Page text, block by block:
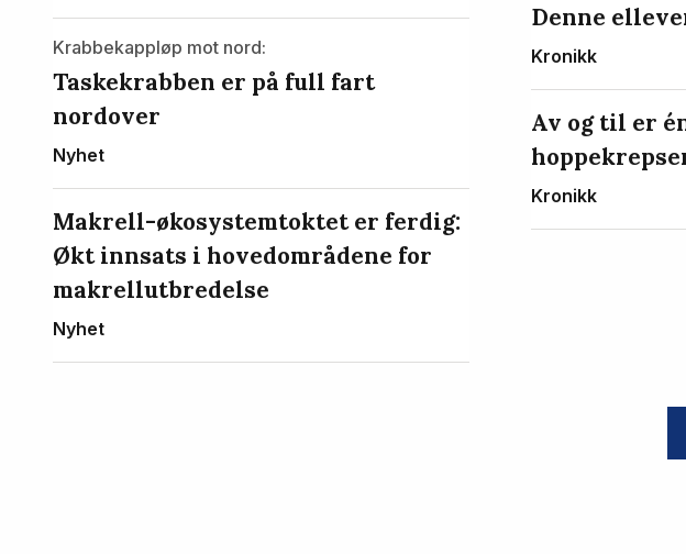
Krabbekappløp mot nord:
Taskekrabben er på full fart
nordover
Nyhet
Makrell-økosystemtoktet er ferdig:
Økt innsats i hovedområdene for
makrellutbredelse
Nyhet
Denne
Kronikk
Av og til er
Kronikk